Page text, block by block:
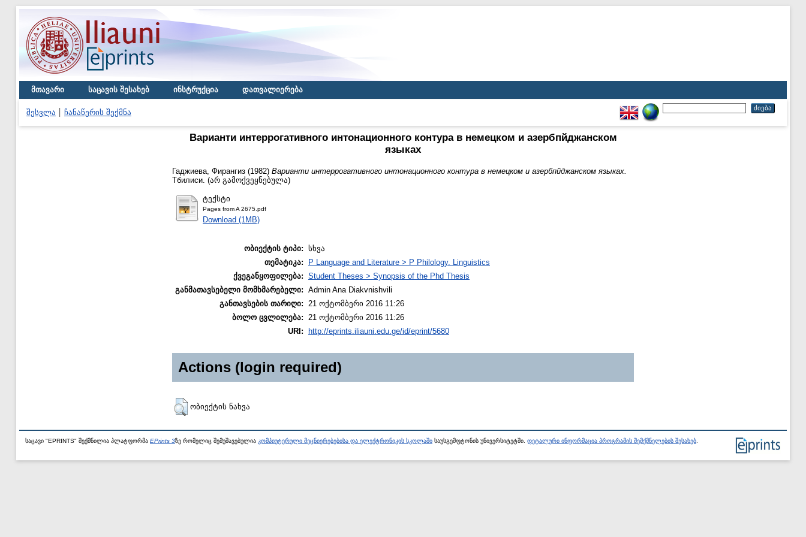
მთავარი საცავის შესახებ ინსტრუქცია დათვალიერება
შესვლა ჩანაწერის შექმნა
Варианти интеррогативного интонационного контура в немецком и азербпйджанском
языках
Гаджиева, Фирангиз (1982) Варианти интеррогативного интонационного контура в немецком и азербпйджанском языках.
Тбилиси. (არ გამოქვეყნებულა)
ტექსტი
Pages from A 2675.pdf
Download (1MB)
ობიექტის ტიპი: სხვა
თემატიკა:
P Language and Literature > P Philology. Linguistics
ქვეგანყოფილება: Student Theses > Synopsis of the Phd Thesis
განმათავსებელი მომხმარებელი: Admin Ana Diakvnishvili
განთავსების თარიღი: 21 ოქტომბერი 2016 11:26
ბოლო ცვლილება: 21 ოქტომბერი 2016 11:26
URI:
http://eprints.iliauni.edu.ge/id/eprint/5680
Actions (login required)
ობიექტის ნახვა
საცავი "EPRINTS" შექმნილია პლატფორმა EPrints 3ზე რომელიც შემუშავებულია კომპიუტერული მეცნიერებებისა და ელექტრონიკის სკოლაში საუსგემფტონის უნივერსიტეტში. დეტალური ინფორმაცია პროგრამის შემქმნელების შესახებ.